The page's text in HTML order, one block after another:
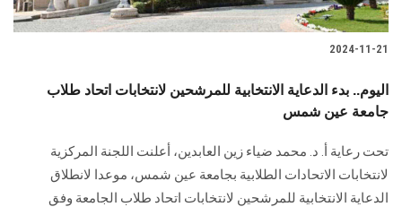
2024-11-21
اليوم.. بدء الدعاية الانتخابية للمرشحين لانتخابات اتحاد طلاب
جامعة عين شمس
تحت رعاية أ. د. محمد ضياء زين العابدين، أعلنت اللجنة المركزية
لانتخابات الاتحادات ‏الطلابية بجامعة عين شمس، موعدا لانطلاق
الدعاية الانتخابية للمرشحين ‏لانتخابات اتحاد طلاب الجامعة وفق